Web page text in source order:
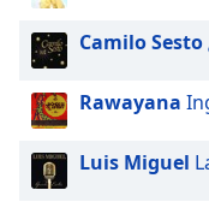
Camilo Sesto
Rawayana
Luis Miguel